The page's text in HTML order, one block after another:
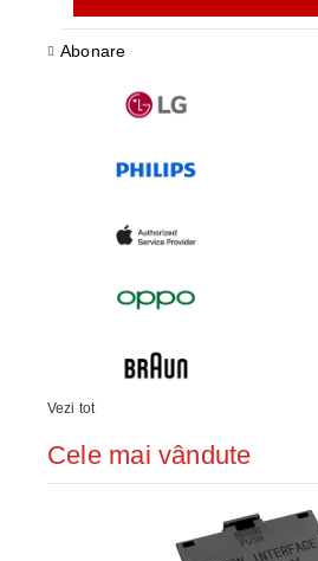
Abonare
Vezi tot
Cele mai vândute